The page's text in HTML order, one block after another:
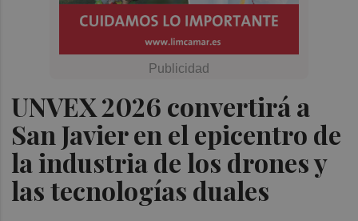
UNVEX 2026 convertirá a
San Javier en el epicentro de
la industria de los drones y
las tecnologías duales